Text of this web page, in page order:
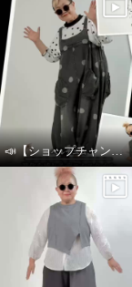
📣【ショップチャンネル生放送のお知らせ】👖💙